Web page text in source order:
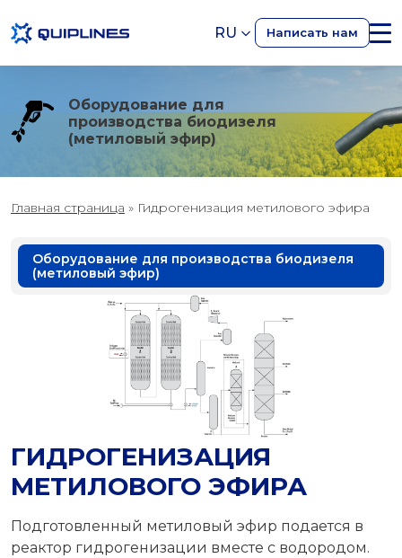
RU Написать нам
Оборудование для
производства биодизеля
(метиловый эфир)
Главная страница » Гидрогенизация метилового эфира
Оборудование для производства биодизеля
(метиловый эфир)
ГИДРОГЕНИЗАЦИЯ
МЕТИЛОВОГО ЭФИРА
Подготовленный метиловый эфир подается в
реактор гидрогенизации вместе с водородом.